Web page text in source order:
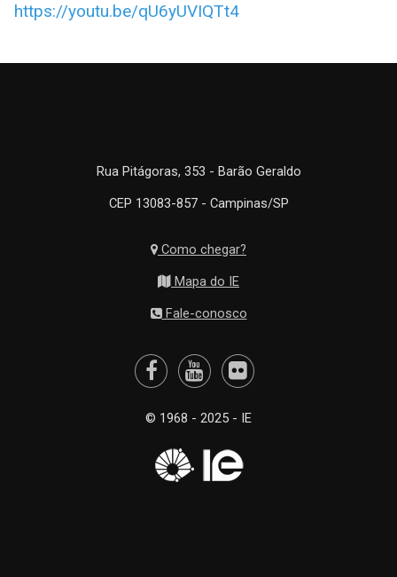
https://youtu.be/qU6yUVIQTt4
Rua Pitágoras, 353 - Barão Geraldo
CEP 13083-857 - Campinas/SP
Como chegar?
Mapa do IE
Fale-conosco
© 1968 - 2025 - IE